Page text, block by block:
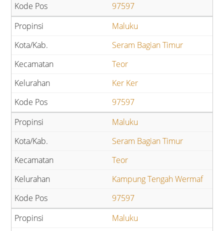
97597
Maluku
Seram Bagian Timur
Teor
Ker Ker
97597
Maluku
Seram Bagian Timur
Teor
Kampung Tengah Wermaf
97597
Maluku